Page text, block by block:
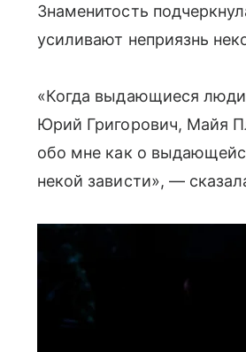
Знаменитость
усиливают неприязнь
«Когда выдающиеся люди
Юрий Григорович, Майя
обо мне как о
некой зависти», —